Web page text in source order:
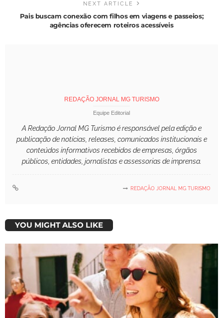
NEXT ARTICLE
Pais buscam conexão com filhos em viagens e passeios;
agências oferecem roteiros acessíveis
REDAÇÃO JORNAL MG TURISMO
Equipe Editorial
A Redação Jornal MG Turismo é responsável pela edição e
publicação de notícias, releases, comunicados institucionais e
conteúdos informativos recebidos de empresas, órgãos
públicos, entidades, jornalistas e assessorias de imprensa.
REDAÇÃO JORNAL MG TURISMO
YOU MIGHT ALSO LIKE